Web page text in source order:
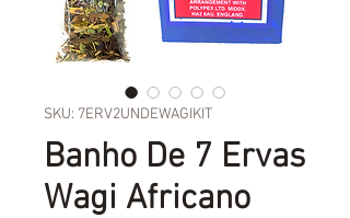
SKU: 7ERV2UNDEWAGIKIT
Banho De 7 Ervas
Wagi Africano